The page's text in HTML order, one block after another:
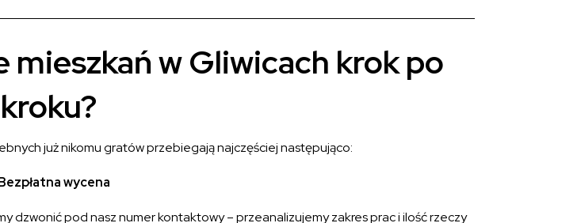
w Gliwicach krok po
kroku?
już nikomu gratów przebiegają najczęściej następująco:
wycena
dzwonić pod nasz numer kontaktowy – przeanalizujemy zakres prac i ilość rzeczy